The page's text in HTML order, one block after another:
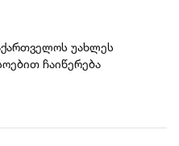
უახლეს
ჩაიწერება